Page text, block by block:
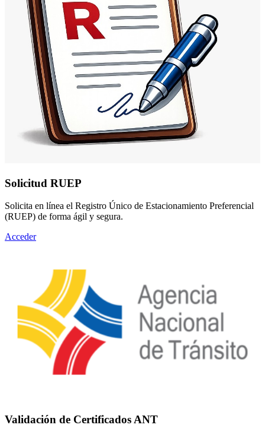
Solicitud RUEP
Solicita en línea el Registro Único de Estacionamiento Preferencial
(RUEP) de forma ágil y segura.
Acceder
Validación de Certificados ANT